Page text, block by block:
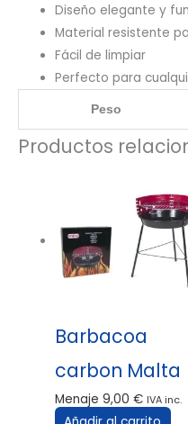
Diseño elegante y
Material resistente
Fácil de limpiar
Perfecto para
Peso
Productos
Barbacoa
carbon Malta
Menaje9,00€ IVA inc.